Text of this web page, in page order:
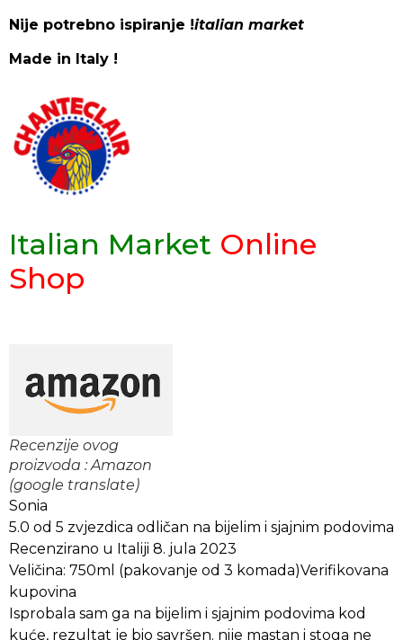
Nije potrebno ispiranje !italian market
Made in Italy !
Italian Market Online
Shop
Recenzije ovog
proizvoda : Amazon
(google translate)
Sonia
5.0 od 5 zvjezdica odličan na bijelim i sjajnim podovima
Recenzirano u Italiji 8. jula 2023
Veličina: 750ml (pakovanje od 3 komada)Verifikovana
kupovina
Isprobala sam ga na bijelim i sjajnim podovima kod
kuće, rezultat je bio savršen. nije mastan i stoga ne